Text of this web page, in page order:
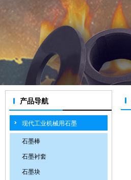
产品导航
现代工业机械用石墨
石墨棒
石墨衬套
石墨块